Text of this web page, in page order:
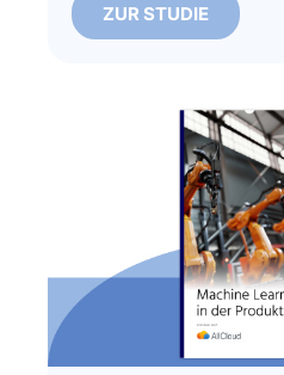
ZUR STUDIE